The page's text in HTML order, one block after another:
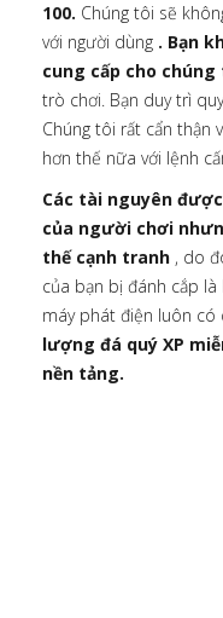
100. Chúng tôi sẽ
với người dùng . Bạn
cung cấp cho
trò chơi. Bạn duy trì
Chúng tôi rất cẩn thận
hơn thế nữa với lệnh
Các tài nguyên
của người chơi
thế cạnh tranh , do
của bạn bị đánh cắp là
máy phát điện luôn có
lượng đá quý XP
nền tảng.